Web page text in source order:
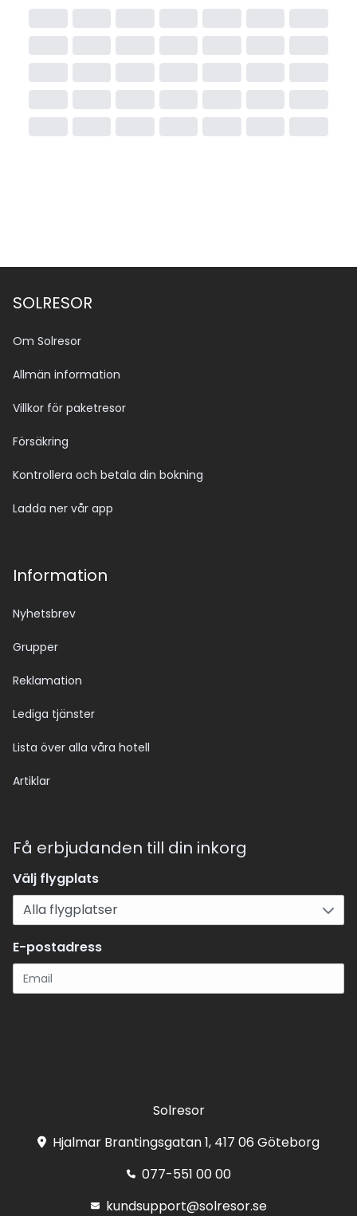
SOLRESOR
Om Solresor
Allmän information
Villkor för paketresor
Försäkring
Kontrollera och betala din bokning
Ladda ner vår app
Information
Nyhetsbrev
Grupper
Reklamation
Lediga tjänster
Lista över alla våra hotell
Artiklar
Få erbjudanden till din inkorg
Välj flygplats
E-postadress
Solresor
Hjalmar Brantingsgatan 1, 417 06 Göteborg
077-551 00 00
kundsupport@solresor.se